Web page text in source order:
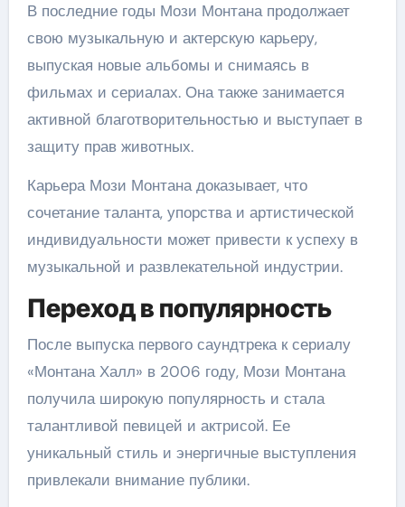
В последние годы Мози Монтана продолжает
свою музыкальную и актерскую карьеру,
выпуская новые альбомы и снимаясь в
фильмах и сериалах. Она также занимается
активной благотворительностью и выступает в
защиту прав животных.
Карьера Мози Монтана доказывает, что
сочетание таланта, упорства и артистической
индивидуальности может привести к успеху в
музыкальной и развлекательной индустрии.
Переход в популярность
После выпуска первого саундтрека к сериалу
«Монтана Халл» в 2006 году, Мози Монтана
получила широкую популярность и стала
талантливой певицей и актрисой. Ее
уникальный стиль и энергичные выступления
привлекали внимание публики.